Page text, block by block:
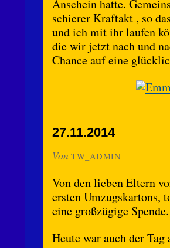
Anschein hatte.
schierer Kraftakt , so
und ich mit ihr laufen
die wir jetzt nach und
Chance auf eine
27.11.2014
Von TW_ADMIN
Von den lieben Eltern
ersten Umzugskartons,
eine großzügige
Heute war auch der